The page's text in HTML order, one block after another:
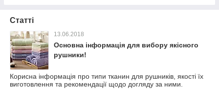
Статті
13.06.2018
Основна інформація для вибору якісного
рушники!
Корисна інформація про типи тканин для рушників, якості їх
виготовлення та рекомендації щодо догляду за ними.